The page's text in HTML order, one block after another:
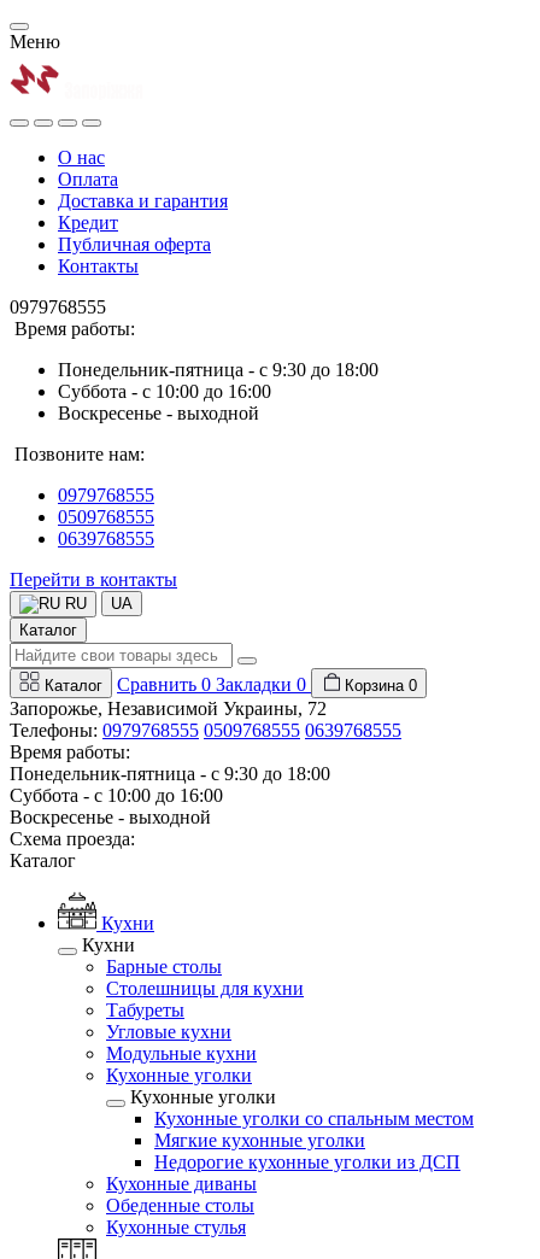
Меню
О нас
Оплата
Доставка и гарантия
Кредит
Публичная оферта
Контакты
0979768555
Время работы:
Понедельник-пятница - с 9:30 до 18:00
Суббота - с 10:00 до 16:00
Воскресенье - выходной
Позвоните нам:
0979768555
0509768555
0639768555
Перейти в контакты
RU
UA
Каталог
Каталог Сравнить 0 Закладки 0 Корзина 0
Запорожье, Независимой Украины, 72
Телефоны: 0979768555 0509768555 0639768555
Время работы:
Понедельник-пятница - с 9:30 до 18:00
Суббота - с 10:00 до 16:00
Воскресенье - выходной
Схема проезда:
Каталог
Кухни
Кухни
Барные столы
Столешницы для кухни
Табуреты
Угловые кухни
Модульные кухни
Кухонные уголки
Кухонные уголки
Кухонные уголки со спальным местом
Мягкие кухонные уголки
Недорогие кухонные уголки из ДСП
Кухонные диваны
Обеденные столы
Кухонные стулья